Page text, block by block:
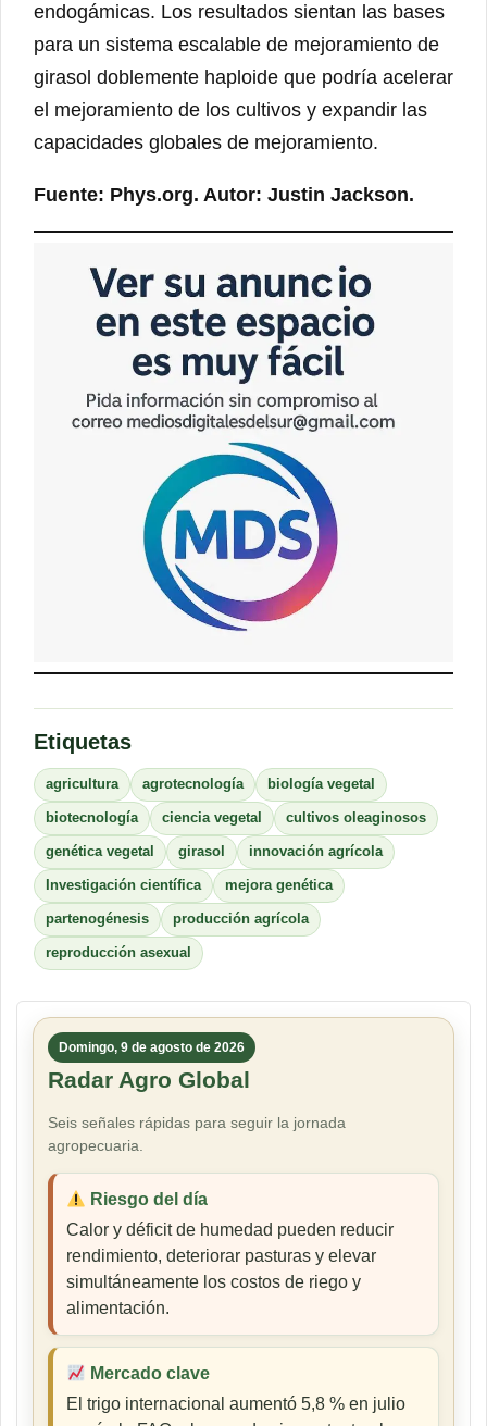
endogámicas. Los resultados sientan las bases
para un sistema escalable de mejoramiento de
girasol doblemente haploide que podría acelerar
el mejoramiento de los cultivos y expandir las
capacidades globales de mejoramiento.
Fuente: Phys.org. Autor: Justin Jackson.
Etiquetas
agricultura agrotecnología biología vegetal
biotecnología ciencia vegetal cultivos oleaginosos
genética vegetal girasol innovación agrícola
Investigación científica mejora genética
partenogénesis producción agrícola
reproducción asexual
Domingo, 9 de agosto de 2026
Radar Agro Global
Seis señales rápidas para seguir la jornada
agropecuaria.
Riesgo del día
Calor y déficit de humedad pueden reducir
rendimiento, deteriorar pasturas y elevar
simultáneamente los costos de riego y
alimentación.
Mercado clave
El trigo internacional aumentó 5,8 % en julio